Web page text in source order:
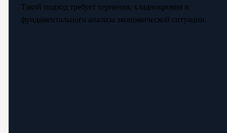
Такой подход требует терпения, хладнокровия и
фундаментального анализа экономической ситуации.